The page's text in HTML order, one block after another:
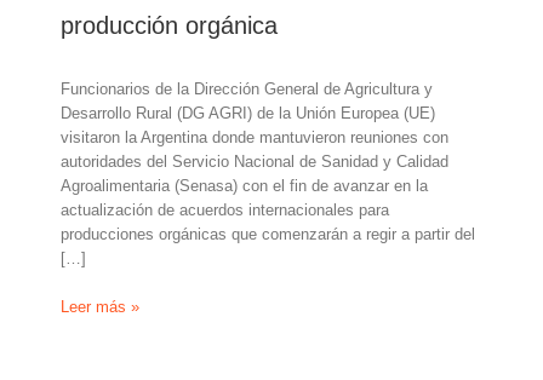
producción orgánica
Funcionarios de la Dirección General de Agricultura y
Desarrollo Rural (DG AGRI) de la Unión Europea (UE)
visitaron la Argentina donde mantuvieron reuniones con
autoridades del Servicio Nacional de Sanidad y Calidad
Agroalimentaria (Senasa) con el fin de avanzar en la
actualización de acuerdos internacionales para
producciones orgánicas que comenzarán a regir a partir del
[…]
La
Leer más »